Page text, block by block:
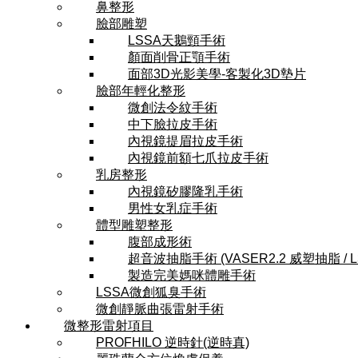
鼻整形
臉部雕塑
LSSA天鵝頸手術
顏面削骨正顎手術
面部3D光影美學-客製化3D墊片
臉部年輕化整形
微創法令紋手術
中下臉拉皮手術
內視鏡提眉拉皮手術
內視鏡前額七爪拉皮手術
乳房整形
內視鏡矽膠隆乳手術
男性女乳症手術
體型雕塑整形
腹部成形術
超音波抽脂手術 (VASER2.2 威塑抽脂 /
製造完美媽咪體雕手術
LSSA微創狐臭手術
微創靜脈曲張雷射手術
微整形雷射項目
PROFHILO 逆時針(逆時真)